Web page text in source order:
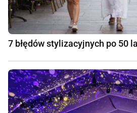
7 błędów stylizacyjnych po 50